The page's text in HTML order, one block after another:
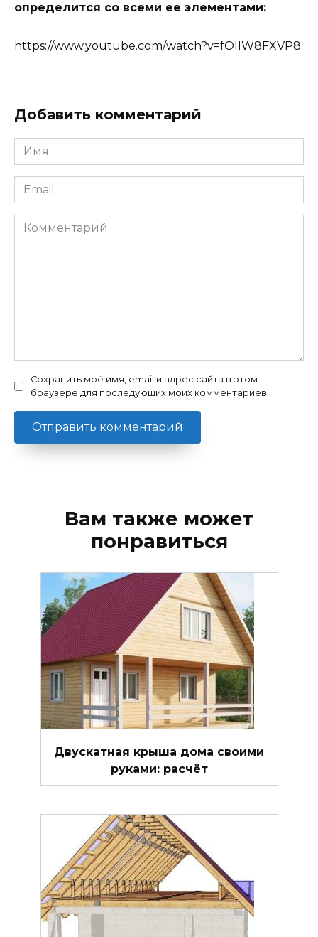
определится со всеми ее элементами:
https://www.youtube.com/watch?v=fOlIW8FXVP8
Добавить комментарий
Имя
Email
Комментарий
Сохранить моё имя, email и адрес сайта в этом
браузере для последующих моих комментариев.
Вам также может
понравиться
Двускатная крыша дома своими
руками: расчёт